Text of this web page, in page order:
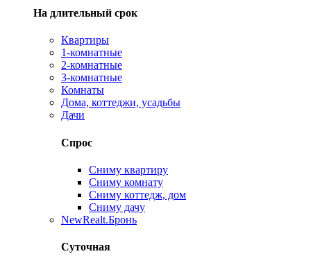
На длительный срок
Квартиры
1-комнатные
2-комнатные
3-комнатные
Комнаты
Дома, коттеджи, усадьбы
Дачи
Спрос
Сниму квартиру
Сниму комнату
Сниму коттедж, дом
Сниму дачу
NewRealt.Бронь
Суточная